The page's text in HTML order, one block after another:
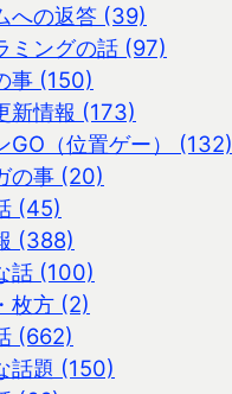
への返答 (39)
ミングの話 (97)
事 (150)
新情報 (173)
GO（位置ゲー） (132)
の事 (20)
(45)
(388)
話 (100)
枚方 (2)
(662)
話題 (150)